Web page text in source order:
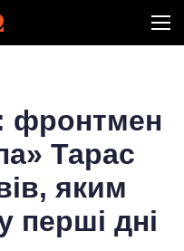
фронтмен
Тарас
яким
перші дні